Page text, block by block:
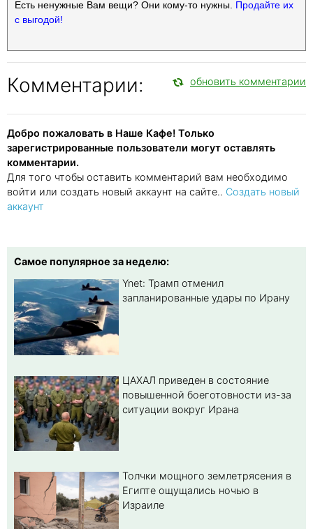
Есть ненужные Вам вещи? Они кому-то нужны. Продайте их
с выгодой!
Комментарии: обновить комментарии
Добро пожаловать в Наше Кафе! Только
зарегистрированные пользователи могут оставлять
комментарии.
Для того чтобы оставить комментарий вам необходимо
войти или создать новый аккаунт на сайте.. Создать новый
аккаунт
Самое популярное за неделю:
Ynet: Трамп отменил
запланированные удары по Ирану
ЦАХАЛ приведен в состояние
повышенной боеготовности из-за
ситуации вокруг Ирана
Толчки мощного землетрясения в
Египте ощущались ночью в
Израиле